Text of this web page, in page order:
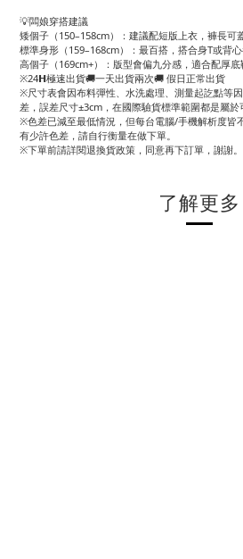
💡闆娘穿搭建議
矮個子（150–158cm）：建議配短版上衣，褲長可
標準身形（159–168cm）：最百搭，搭合身T或背心
高個子（169cm+）：版型會偏九分感，適合配厚底
※24𝗛極速出貨🚚一天出貨兩次🚚 假日正常出貨
※尺寸表會因布料彈性、水洗處理、測量起訖點等
差，誤差尺寸±3cm，在國際驗貨標準範圍都是屬於
※色差已減至最低情況，但每台電腦/手機解析度皆
有少許色差，請自行衡量在做下單。
※下單前請詳閱退換貨政策，同意再下訂單，謝謝。
了解更多